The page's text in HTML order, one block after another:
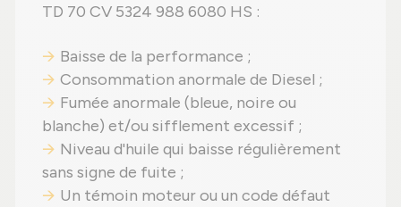
TD 70 CV 5324 988 6080 HS :
Baisse de la performance ;
Consommation anormale de Diesel ;
Fumée anormale (bleue, noire ou
blanche) et/ou sifflement excessif ;
Niveau d'huile qui baisse régulièrement
sans signe de fuite ;
Un témoin moteur ou un code défaut